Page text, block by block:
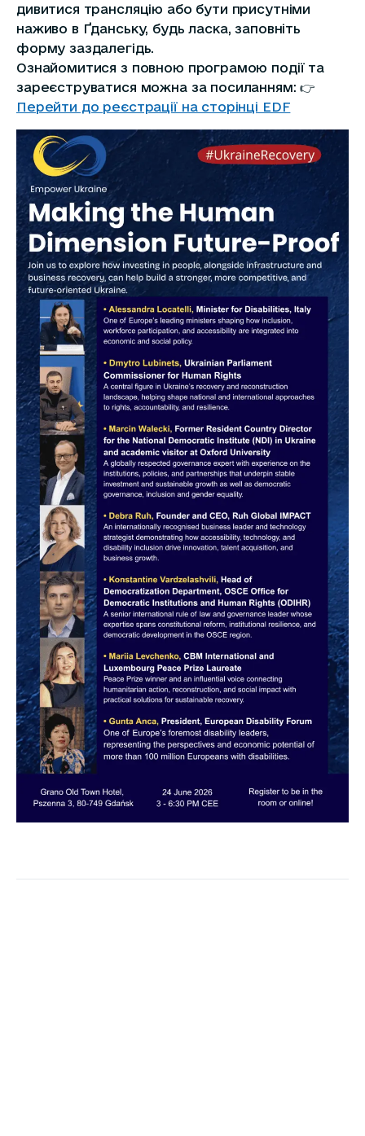
дивитися трансляцію або бути присутніми
наживо в Ґданську, будь ласка, заповніть
форму заздалегідь.
Ознайомитися з повною програмою події та
зареєструватися можна за посиланням: 👉
Перейти до реєстрації на сторінці EDF